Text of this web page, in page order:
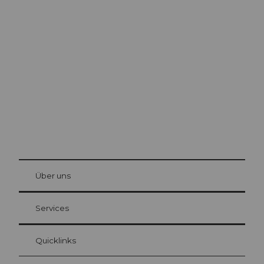
Gästekarte Luzern
Ihre Vorteile als Übernachtungsgast
at Bre
Über uns
Services
Quicklinks